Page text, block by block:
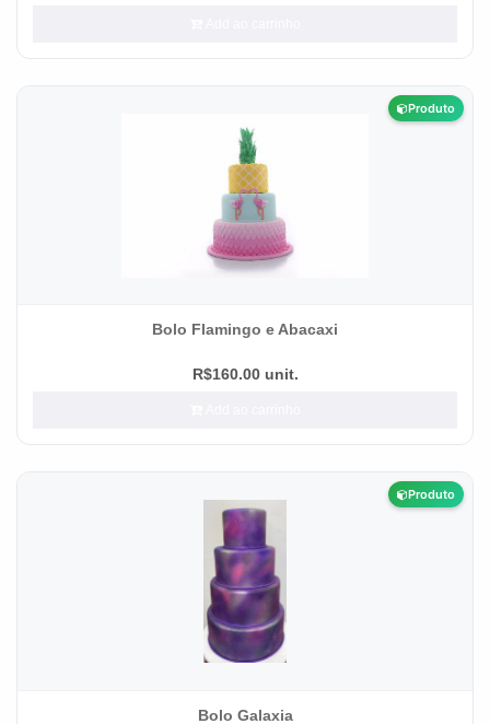
Produto
Bolo Flamingo e Abacaxi
R$160.00 unit.
Produto
Bolo Galaxia